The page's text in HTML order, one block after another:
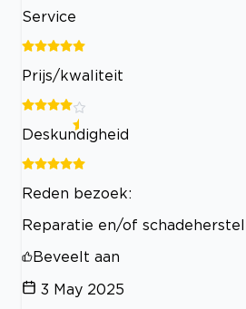
Service
Prijs/kwaliteit
Deskundigheid
Reden bezoek:
Reparatie en/of schadeherstel
Beveelt aan
3 May 2025